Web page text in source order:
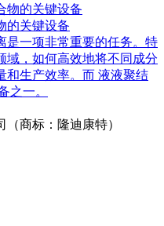
的关键设备
是一项非常重要的任务。特
域，如何高效地将不同成分
和生产效率。而 液液聚结
之一。
商标：隆迪康特）